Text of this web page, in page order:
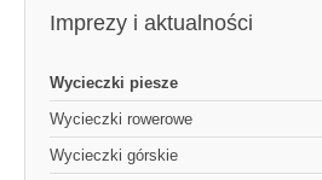
Imprezy i aktualności
Wycieczki piesze
Wycieczki rowerowe
Wycieczki górskie